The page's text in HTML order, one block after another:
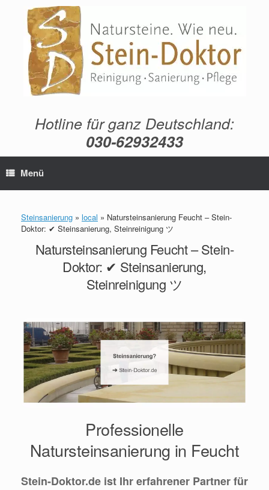
springen
Hotline für ganz Deutschland:
030-62932433
Menü
Steinsanierung » local » Natursteinsanierung Feucht – Stein-
Doktor: ✔ Steinsanierung, Steinreinigung ツ
Natursteinsanierung Feucht – Stein-
Doktor: ✔ Steinsanierung,
Steinreinigung ツ
Professionelle
Natursteinsanierung in Feucht
Stein-Doktor.de ist Ihr erfahrener Partner für